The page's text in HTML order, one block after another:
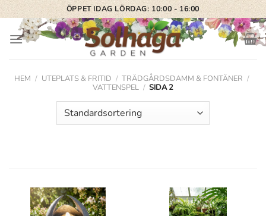
Skip
to
content
ÖPPET IDAG LÖRDAG: 10:00 - 16:00
HEM / UTEPLATS & FRITID / TRÄDGÅRDSDAMM & FONTÄNER /
VATTENSPEL / SIDA 2